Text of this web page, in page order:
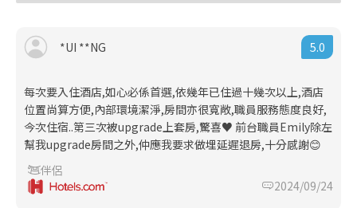
*UI **NG 5.0
每次要入住酒店,如心必係首選,依幾年已住過十幾次以上,酒店
位置尚算方便,內部環境潔淨,房間亦很寬敞,職員服務態度良好,
今次住宿..第三次被upgrade上套房,驚喜♥️ 前台職員Emily除左
幫我upgrade房間之外,仲應我要求做埋延遲退房,十分感謝😊
伴侶
2024/09/24